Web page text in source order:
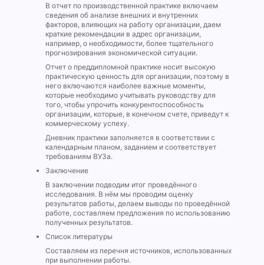
В отчет по производственной практике включаем
сведения об анализе внешних и внутренних
факторов, влияющих на работу организации, даем
краткие рекомендации в адрес организации,
например, о необходимости, более тщательного
прогнозирования экономической ситуации.
Отчет о преддипломной практике носит высокую
практическую ценность для организации, поэтому в
него включаются наиболее важные моменты,
которые необходимо учитывать руководству для
того, чтобы упрочить конкурентоспособность
организации, которые, в конечном счете, приведут к
коммерческому успеху.
Дневник практики заполняется в соответствии с
календарным планом, заданием и соответствует
требованиям ВУЗа.
Заключение
В заключении подводим итог проведённого
исследования. В нём мы проводим оценку
результатов работы, делаем выводы по проведённой
работе, составляем предложения по использованию
полученных результатов.
Список литературы
Составляем из перечня источников, использованных
при выполнении работы.